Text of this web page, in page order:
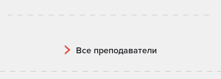
Все преподаватели